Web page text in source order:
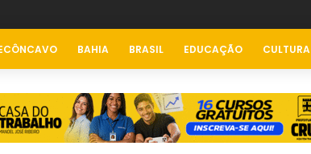
BAHIA BRASIL EDUCAÇÃO CULTURA